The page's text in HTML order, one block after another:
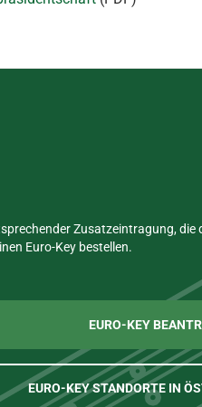
Zusatzeintragung,
Euro-Key bestellen.
EURO-KEY
EURO-KEY STANDORTE IN